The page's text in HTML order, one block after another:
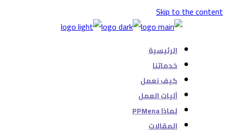
Skip to the content
الرئيسية
خدماتنا
كيف نعمل
آليات العمل
لماذا PPMena
المقالات